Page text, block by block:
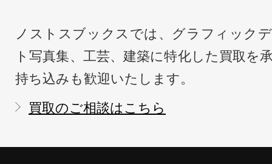
ノストスブックスでは、グラフィック
ト写真集、工芸、建築に特化した買取を
持ち込みも歓迎いたします。
買取のご相談はこちら